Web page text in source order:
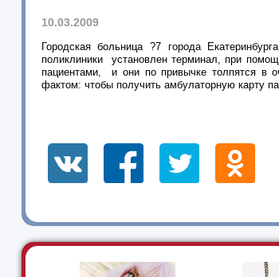
10.03.2009
Городская больница ?7 города
поликлиники установлен терминал, при
пациентами, и они по привычке толпятся в
фактом: чтобы получить амбулаторную карту